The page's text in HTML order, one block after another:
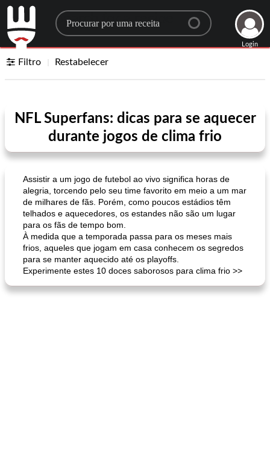
Search for a recipe
Login
Filtro Restabelecer
NFL Superfans: dicas para se aquecer
durante jogos de clima frio
Assistir a um jogo de futebol ao vivo significa horas de
alegria, torcendo pelo seu time favorito em meio a um mar
de milhares de fãs. Porém, como poucos estádios têm
telhados e aquecedores, os estandes não são um lugar
para os fãs de tempo bom.
À medida que a temporada passa para os meses mais
frios, aqueles que jogam em casa conhecem os segredos
para se manter aquecido até os playoffs.
Experimente estes 10 doces saborosos para clima frio >>